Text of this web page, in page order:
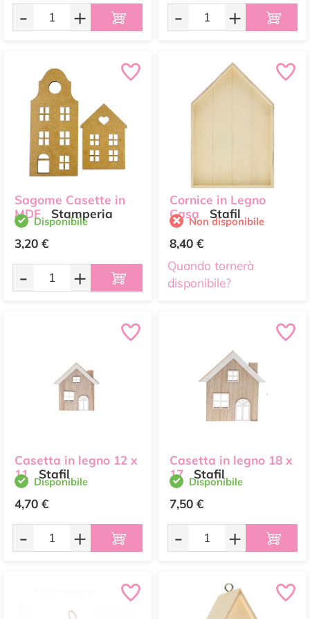
- + - +
Sagome Casette in
MDF
Stamperia
Disponibile
3,20 €
- +
Cornice in Legno
Casa
Stafil
Non disponibile
8,40 €
Quando tornerà
disponibile?
Casetta in legno 12 x
11
Stafil
Disponibile
4,70 €
- +
Casetta in legno 18 x
17
Stafil
Disponibile
7,50 €
- +